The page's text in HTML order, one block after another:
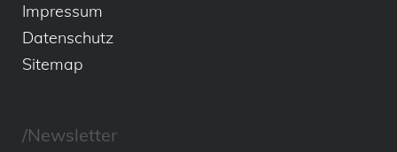
Impressum
Datenschutz
Sitemap
/Newsletter